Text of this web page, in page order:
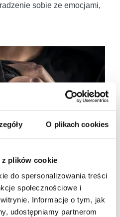
O plikach cookies
plików cookie
do spersonalizowania treści
społecznościowe i
Informacje o tym, jak
udostępniamy partnerom
sobie ze emocjami,
JAK WSZYSCY,
WSZYSCY.